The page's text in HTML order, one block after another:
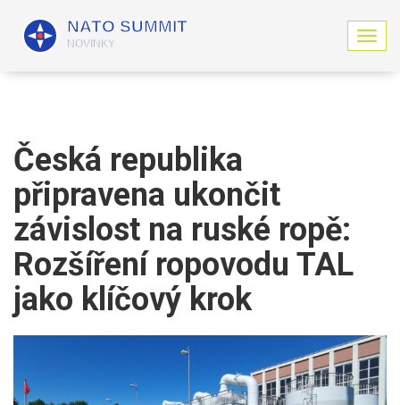
Z
o
Česká republika
připravena ukončit
závislost na ruské ropě:
Rozšíření ropovodu TAL
jako klíčový krok